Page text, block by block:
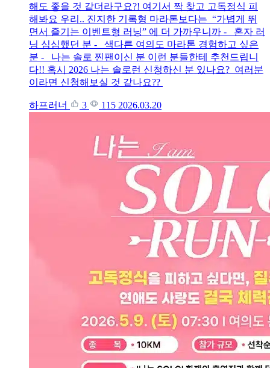
해도 좋을 것 같더라구요?! 여기서 짝 찾고 고독정식 피
해봐요 우리.. 진지한 기록형 마라톤보다는 “가볍게 뛰
면서 즐기는 이벤트형 러닝” 에 더 가까우니까 - 혼자 러
닝 심심했던 분 - 색다른 여의도 마라톤 경험하고 싶은
분 - 나는 솔로 찐팬이신 분 이런 분들한테 추천드립니
다!! 혹시 2026 나는 솔로런 신청하신 분 있나요? 여러분
이라면 신청해보실 것 같나요??
하프러너 3 115 2026.03.20